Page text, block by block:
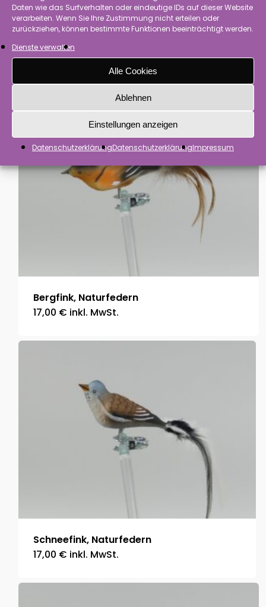
Daten wie das Surfverhalten oder eindeutige IDs auf dieser Website
verarbeiten. Wenn Sie Ihre Zustimmung nicht erteilen oder
zurückziehen, können bestimmte Funktionen beeinträchtigt werden.
Dienste verwalten
Alle Cookies
Ablehnen
Einstellungen anzeigen
DatenschutzerklärungDatenschutzerklärungImpressum
Erlenzeisig, Naturfedern
inkl. MwSt.
Bergfink, Naturfedern
17,00 € inkl. MwSt.
Schneefink, Naturfedern
17,00 € inkl. MwSt.